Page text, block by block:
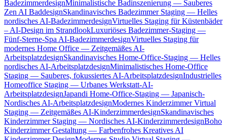
BadezimmerdesignMinimalistische Badinszenierung — Sauberes
Zen AI BaddesignSkandinavisches Badezimmer Staging — Helles
nordisches AI-BadezimmerdesignVirtuelles Staging für Küstenbäder
– AI-Design im StrandlookLuxuriöses Badezimmer-Staging —
Fünf-Sterne-Spa AI-BadezimmerdesignVirtuelles Staging für
modernes Home Office — Zeitgemäßes AI-
ArbeitsplatzdesignSkandinavisches Home-Office-Staging — Helles
nordisches AI-ArbeitsplatzdesignMinimalistisches Home-Office
Staging — Sauberes, fokussiertes AI-ArbeitsplatzdesignIndustrielles
Homeoffice Staging — Urbanes Werkstatt-AI-
ArbeitsplatzdesignJapandi Home-Office-Staging — Japanisch-
Nordisches AI-ArbeitsplatzdesignModernes Kinderzimmer Virtual
Staging — Zeitgemäßes AI-KinderzimmerdesignSkandinavisches
Kinderzimmer Staging — Nordisches AI-KinderzimmerdesignBoho
Kinderzimmer Gestaltung — Farbenfrohes Kreatives AI